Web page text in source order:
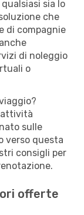
sia lo
che
di compagnie
di noleggio
o
attività
sulle
verso questa
consigli per
offerte